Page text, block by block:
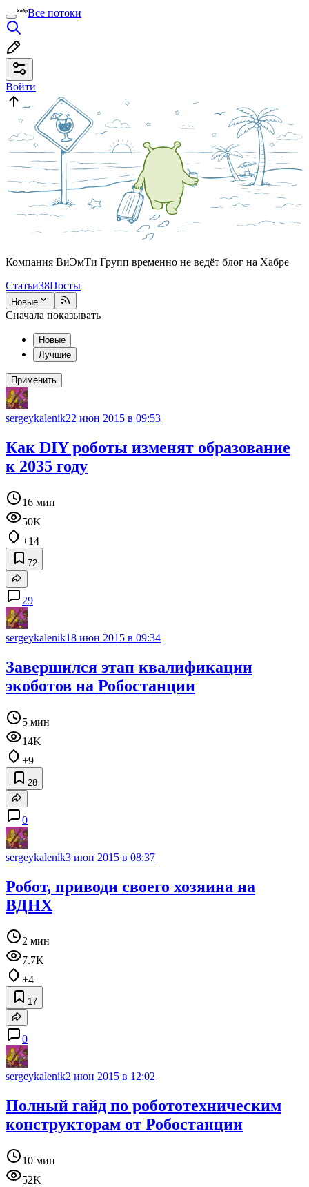
Все потоки
Войти
Компания ВиЭмТи Групп временно не ведёт блог на Хабре
Статьи38Посты
Новые
Сначала показывать
Новые
Лучшие
Применить
sergeykalenik22 июн 2015 в 09:53
Как DIY роботы изменят образование
к 2035 году
16 мин
50K
+14
72
29
sergeykalenik18 июн 2015 в 09:34
Завершился этап квалификации
экоботов на Робостанции
5 мин
14K
+9
28
0
sergeykalenik3 июн 2015 в 08:37
Робот, приводи своего хозяина на
ВДНХ
2 мин
7.7K
+4
17
0
sergeykalenik2 июн 2015 в 12:02
Полный гайд по робототехническим
конструкторам от Робостанции
10 мин
52K